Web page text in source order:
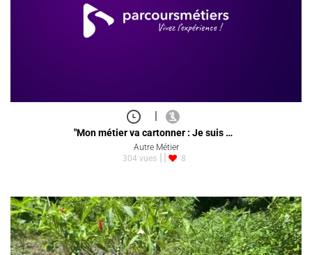
"Mon métier va cartonner : Je suis …
Autre Métier
304 vues
8